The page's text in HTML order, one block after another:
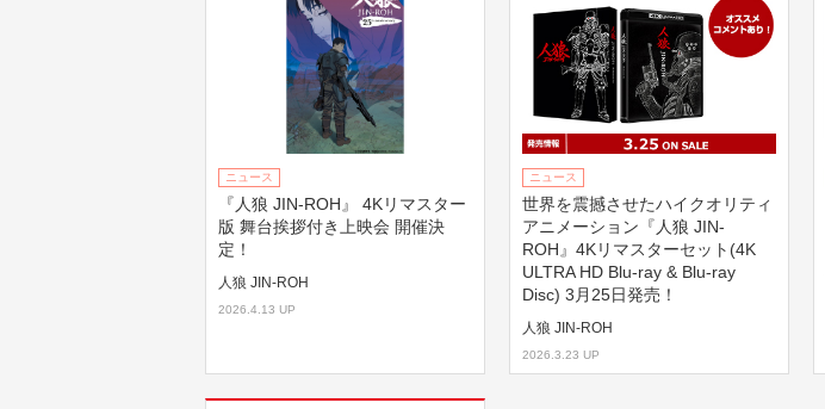
ニュース
『人狼 JIN-ROH』 4Kリマスター
版 舞台挨拶付き上映会 開催決
定！
人狼 JIN-ROH
2026.4.13 UP
ニュース
世界を震撼させたハイクオリティ
アニメーション『人狼 JIN-
ROH』4Kリマスターセット(4K
ULTRA HD Blu-ray & Blu-ray
Disc) 3月25日発売！
人狼 JIN-ROH
2026.3.23 UP